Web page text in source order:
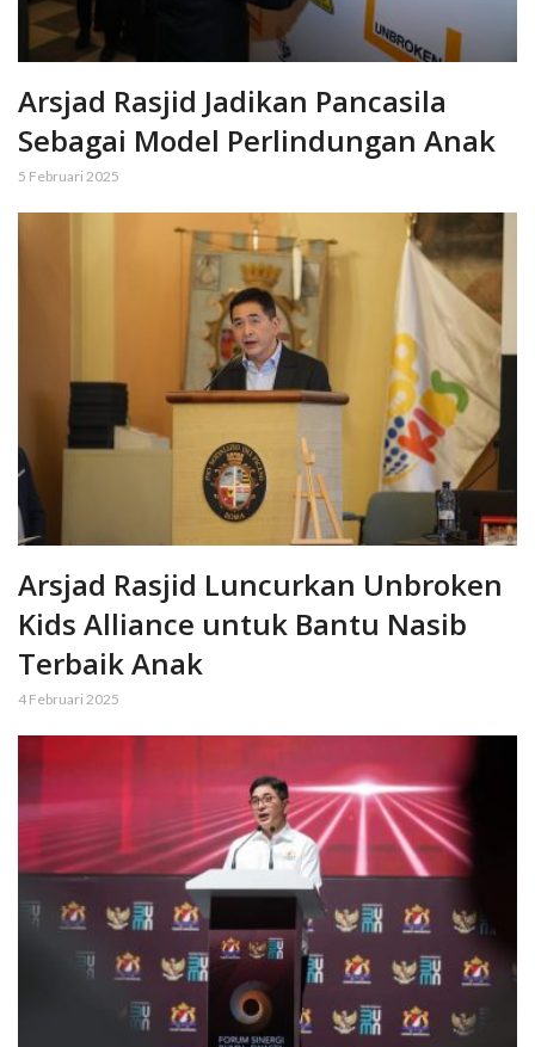
Arsjad Rasjid Jadikan Pancasila
Sebagai Model Perlindungan Anak
5 Februari 2025
Arsjad Rasjid Luncurkan Unbroken
Kids Alliance untuk Bantu Nasib
Terbaik Anak
4 Februari 2025